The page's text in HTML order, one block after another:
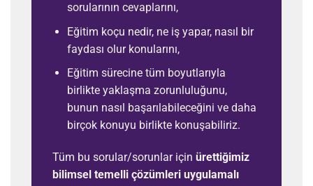
sorularının cevaplarını,
Eğitim koçu nedir, ne iş yapar, nasıl bir
faydası olur konularını,
Eğitim sürecine tüm boyutlarıyla
birlikte yaklaşma zorunluluğunu,
bunun nasıl başarılabileceğini ve daha
birçok konuyu birlikte konuşabiliriz.
Tüm bu sorular/sorunlar için ürettiğimiz
bilimsel temelli çözümleri uygulamalı